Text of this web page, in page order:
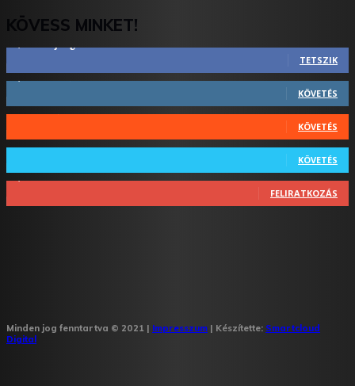
KÖVESS MINKET!
TETSZIK
KÖVETÉS
KÖVETÉS
KÖVETÉS
FELIRATKOZÁS
Minden jog fenntartva © 2021 | Impresszum | Készítette: Smartcloud
Digital